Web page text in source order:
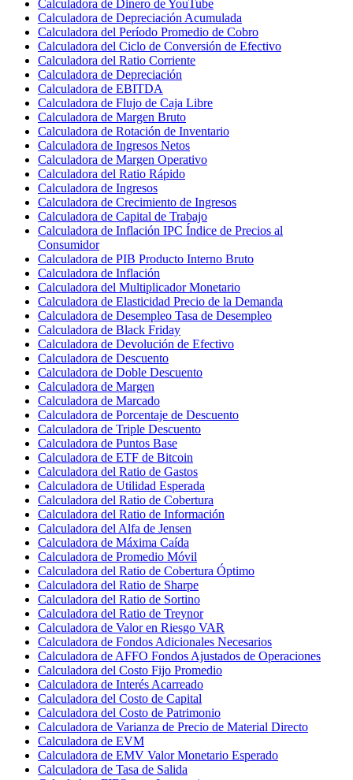
Calculadora de Dinero de YouTube
Calculadora de Depreciación Acumulada
Calculadora del Período Promedio de Cobro
Calculadora del Ciclo de Conversión de Efectivo
Calculadora del Ratio Corriente
Calculadora de Depreciación
Calculadora de EBITDA
Calculadora de Flujo de Caja Libre
Calculadora de Margen Bruto
Calculadora de Rotación de Inventario
Calculadora de Ingresos Netos
Calculadora de Margen Operativo
Calculadora del Ratio Rápido
Calculadora de Ingresos
Calculadora de Crecimiento de Ingresos
Calculadora de Capital de Trabajo
Calculadora de Inflación IPC Índice de Precios al
Consumidor
Calculadora de PIB Producto Interno Bruto
Calculadora de Inflación
Calculadora del Multiplicador Monetario
Calculadora de Elasticidad Precio de la Demanda
Calculadora de Desempleo Tasa de Desempleo
Calculadora de Black Friday
Calculadora de Devolución de Efectivo
Calculadora de Descuento
Calculadora de Doble Descuento
Calculadora de Margen
Calculadora de Marcado
Calculadora de Porcentaje de Descuento
Calculadora de Triple Descuento
Calculadora de Puntos Base
Calculadora de ETF de Bitcoin
Calculadora del Ratio de Gastos
Calculadora de Utilidad Esperada
Calculadora del Ratio de Cobertura
Calculadora del Ratio de Información
Calculadora del Alfa de Jensen
Calculadora de Máxima Caída
Calculadora de Promedio Móvil
Calculadora del Ratio de Cobertura Óptimo
Calculadora del Ratio de Sharpe
Calculadora del Ratio de Sortino
Calculadora del Ratio de Treynor
Calculadora de Valor en Riesgo VAR
Calculadora de Fondos Adicionales Necesarios
Calculadora de AFFO Fondos Ajustados de Operaciones
Calculadora del Costo Fijo Promedio
Calculadora de Interés Acarreado
Calculadora del Costo de Capital
Calculadora del Costo de Patrimonio
Calculadora de Varianza de Precio de Material Directo
Calculadora de EVM
Calculadora de EMV Valor Monetario Esperado
Calculadora de Tasa de Salida